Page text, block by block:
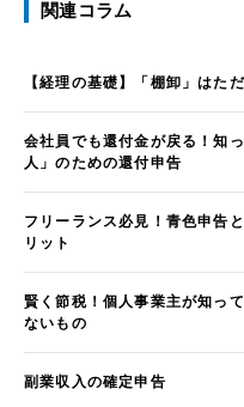
関連コラム
【経理の基礎】「棚卸」はた
会社員でも還付金が戻る！知
人」のための還付申告
フリーランス必見！青色申告
リット
賢く節税！個人事業主が知っ
ないもの
副業収入の確定申告